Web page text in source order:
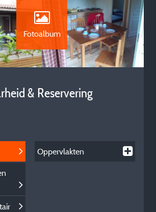
Fotoalbum
& Reservering
Oppervlakten